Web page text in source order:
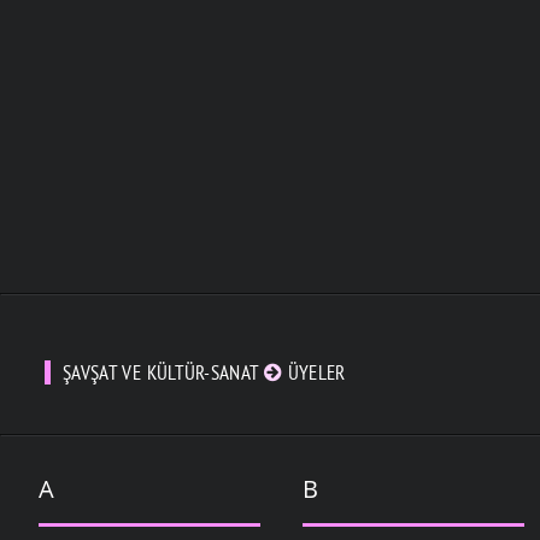
ŞAVŞAT VE KÜLTÜR-SANAT ÜYELER
A B